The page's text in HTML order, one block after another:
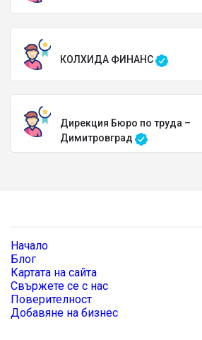
КОЛХИДА ФИНАНС
Дирекция Бюро по труда –
Димитровград
Начало
Блог
Картата на сайта
Свържете се с нас
Поверителност
Добавяне на бизнес